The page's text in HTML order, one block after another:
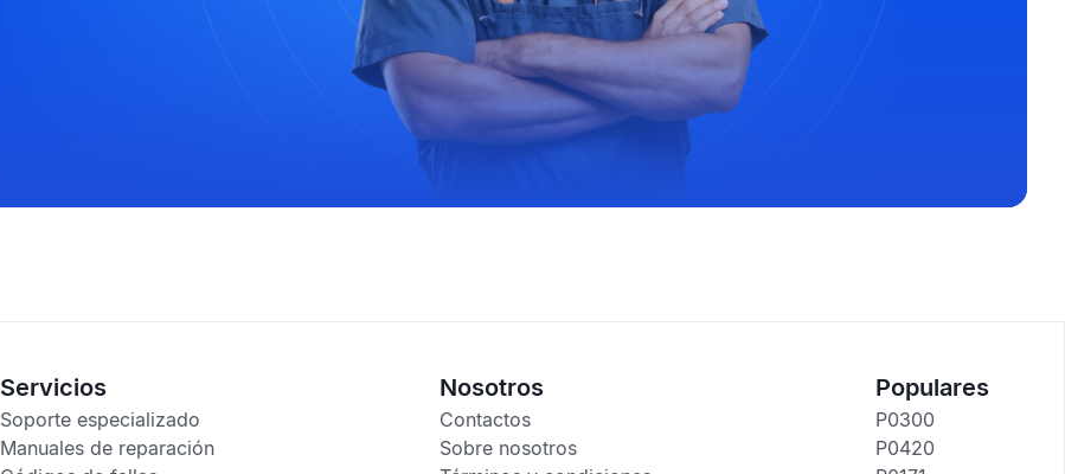
Servicios
Soporte especializado
Manuales de reparación
Nosotros
Contactos
Sobre nosotros
Populares
P0300
P0420